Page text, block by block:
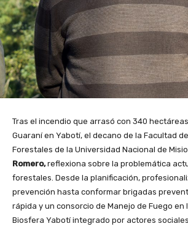
Tras el incendio que arrasó con 340
Guaraní en Yabotí, el decano de la Facultad
Forestales de la Universidad Nacional de
Romero,reflexiona sobre la problemática
forestales. Desde la planificación,
prevención hasta conformar brigadas
rápida y un consorcio de Manejo de Fuego en
Biosfera Yabotí integrado por actores